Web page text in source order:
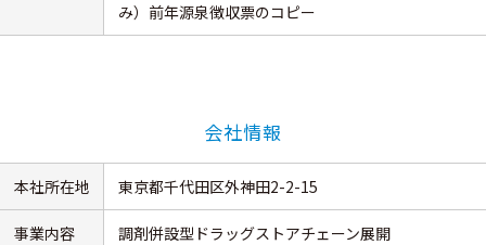
み）前年源泉徴収票のコピー
会社情報
本社所在地 東京都千代田区外神田2-2-15
事業内容 調剤併設型ドラッグストアチェーン展開